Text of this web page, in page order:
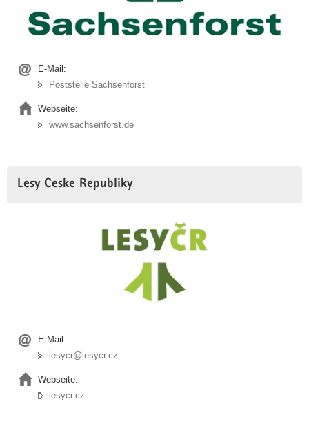
E-Mail:
Poststelle Sachsenforst
Webseite:
www.sachsenforst.de
Lesy Ceske Republiky
E-Mail:
lesycr@lesycr.cz
Webseite:
lesycr.cz